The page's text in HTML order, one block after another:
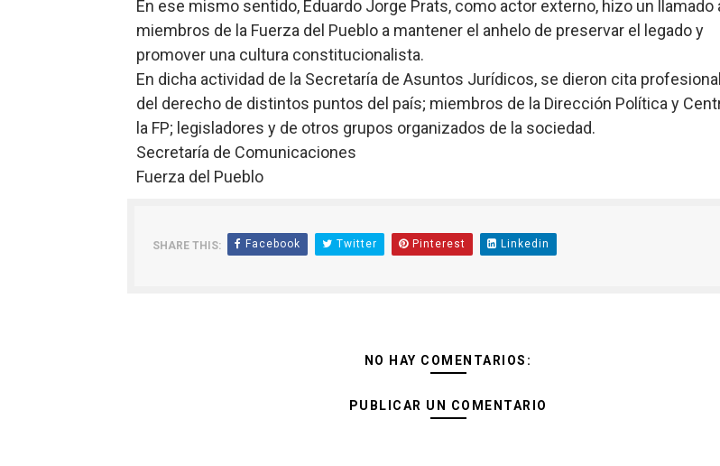
En ese mismo sentido, Eduardo Jorge Prats, como actor externo, hizo un llamado
miembros de la Fuerza del Pueblo a mantener el anhelo de preservar el legado y
promover una cultura constitucionalista.
En dicha actividad de la Secretaría de Asuntos Jurídicos, se dieron cita
del derecho de distintos puntos del país; miembros de la Dirección Política y
la FP; legisladores y de otros grupos organizados de la sociedad.
Secretaría de Comunicaciones
Fuerza del Pueblo
SHARE THIS: Facebook Twitter Pinterest Linkedin
NO HAY COMENTARIOS:
PUBLICAR UN COMENTARIO